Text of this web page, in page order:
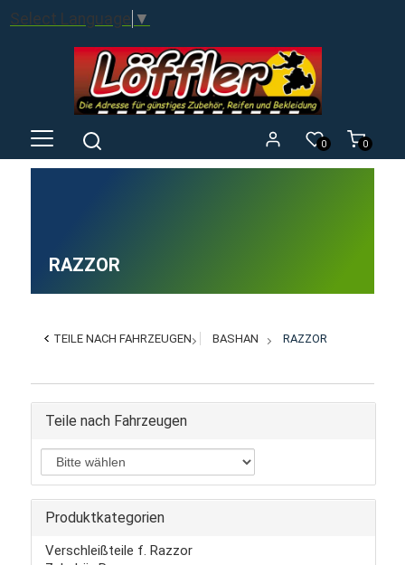
Select Language ▼
0
0
RAZZOR
TEILE NACH FAHRZEUGEN BASHAN RAZZOR
Teile nach Fahrzeugen
Produktkategorien
Verschleißteile f. Razzor